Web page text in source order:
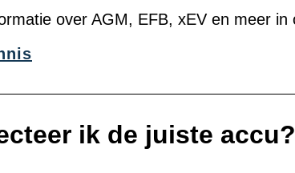
over AGM, EFB, xEV en meer in
ik de juiste accu?